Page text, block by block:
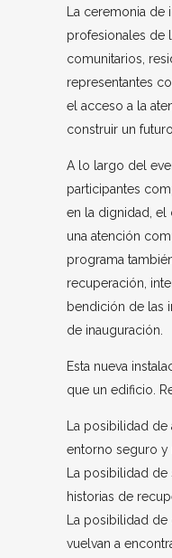
La ceremonia de
profesionales de
comunitarios,
representantes
el acceso a la
construir un
A lo largo del
participantes
en la dignidad, el
una atención
programa
recuperación,
bendición de las
de inauguración.
Esta nueva
que un edificio.
La posibilidad
entorno seguro y
La posibilidad
historias de
La posibilidad
vuelvan a